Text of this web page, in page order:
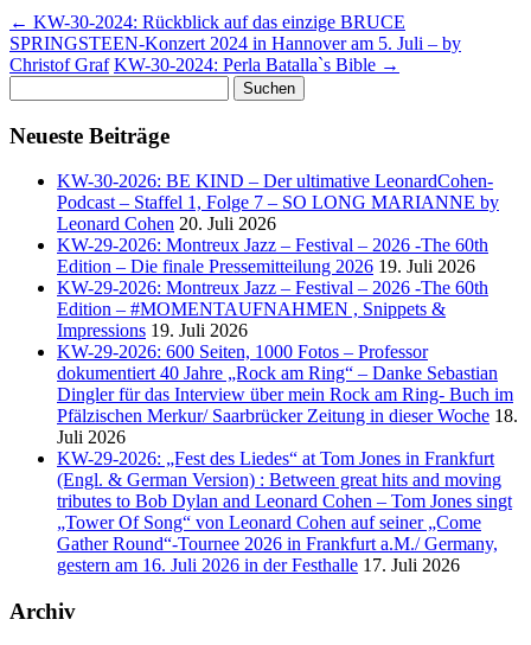
← KW-30-2024: Rückblick auf das einzige BRUCE
SPRINGSTEEN-Konzert 2024 in Hannover am 5. Juli – by
Christof Graf KW-30-2024: Perla Batalla`s Bible →
nach:
Neueste Beiträge
KW-30-2026: BE KIND – Der ultimative LeonardCohen-
Podcast – Staffel 1, Folge 7 – SO LONG MARIANNE by
Leonard Cohen 20. Juli 2026
KW-29-2026: Montreux Jazz – Festival – 2026 -The 60th
Edition – Die finale Pressemitteilung 2026 19. Juli 2026
KW-29-2026: Montreux Jazz – Festival – 2026 -The 60th
Edition – #MOMENTAUFNAHMEN , Snippets &
Impressions 19. Juli 2026
KW-29-2026: 600 Seiten, 1000 Fotos – Professor
dokumentiert 40 Jahre „Rock am Ring“ – Danke Sebastian
Dingler für das Interview über mein Rock am Ring- Buch im
Pfälzischen Merkur/ Saarbrücker Zeitung in dieser Woche 18.
Juli 2026
KW-29-2026: „Fest des Liedes“ at Tom Jones in Frankfurt
(Engl. & German Version) : Between great hits and moving
tributes to Bob Dylan and Leonard Cohen – Tom Jones singt
„Tower Of Song“ von Leonard Cohen auf seiner „Come
Gather Round“-Tournee 2026 in Frankfurt a.M./ Germany,
gestern am 16. Juli 2026 in der Festhalle 17. Juli 2026
Archiv